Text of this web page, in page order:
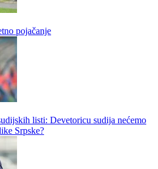
Kladionice "zbunjene": Neki